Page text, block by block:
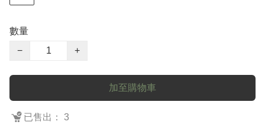
數量
−
+
加至購物車
已售出： 3